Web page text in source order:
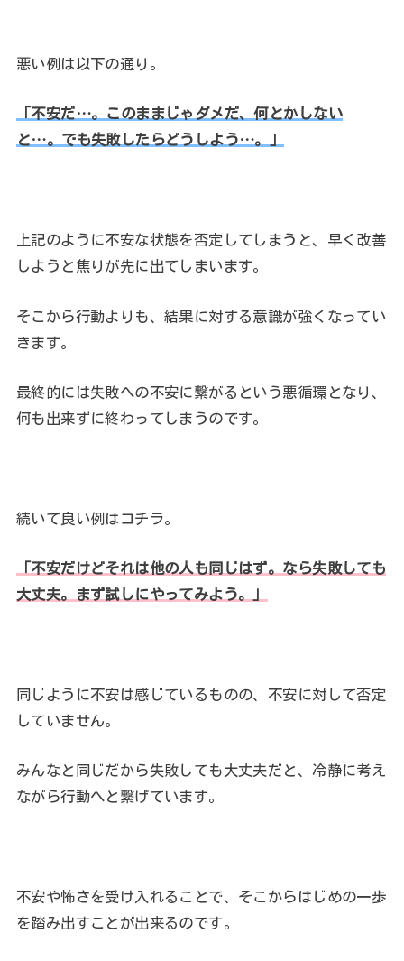
悪い例は以下の通り。
「不安だ…。このままじゃダメだ、何とかしない
と…。でも失敗したらどうしよう…。」
上記のように不安な状態を否定してしまうと、早く改善
しようと焦りが先に出てしまいます。
そこから行動よりも、結果に対する意識が強くなってい
きます。
最終的には失敗への不安に繋がるという悪循環となり、
何も出来ずに終わってしまうのです。
続いて良い例はコチラ。
「不安だけどそれは他の人も同じはず。なら失敗しても
大丈夫。まず試しにやってみよう。」
同じように不安は感じているものの、不安に対して否定
していません。
みんなと同じだから失敗しても大丈夫だと、冷静に考え
ながら行動へと繋げています。
不安や怖さを受け入れることで、そこからはじめの一歩
を踏み出すことが出来るのです。